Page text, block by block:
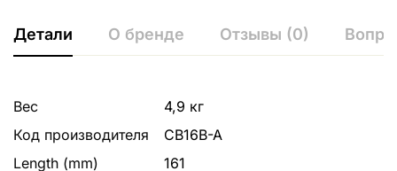
Детали О бренде Отзывы (0)
Вес
4,9 кг
Код производителя
CB16B-A
Length (mm)
161